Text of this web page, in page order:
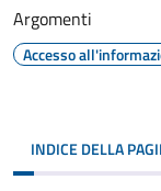
Argomenti
Accesso
INDICE DELLA